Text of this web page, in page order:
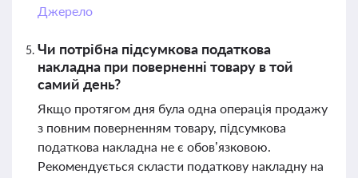
Джерело
Чи потрібна підсумкова податкова
накладна при поверненні товару в той
самий день?
Якщо протягом дня була одна операція продажу
з повним поверненням товару, підсумкова
податкова накладна не є обов’язковою.
Рекомендується скласти податкову накладну на